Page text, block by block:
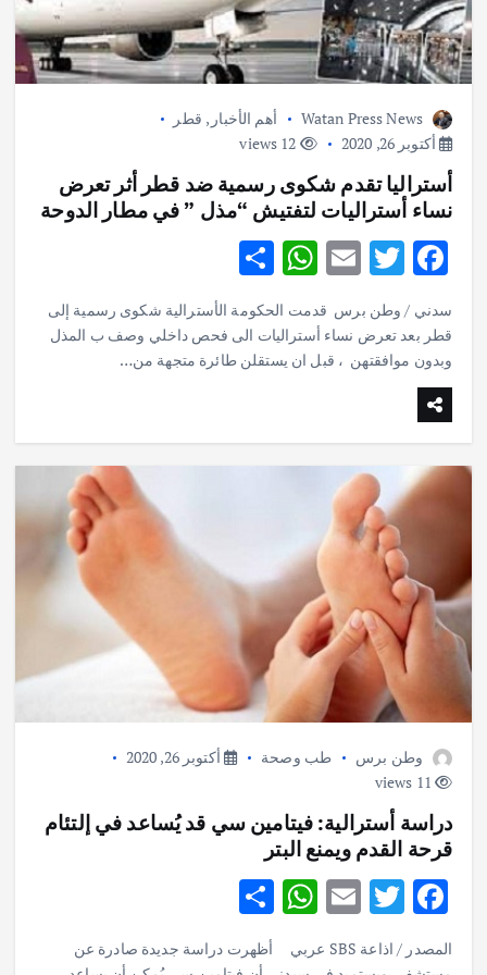
Watan Press News أهم الأخبار , قطر
أكتوبر 26, 2020
أستراليا تقدم شكوى رسمية ضد قطر أثر تعرض
نساء أستراليات لتفتيش “مذل ” في مطار الدوحة
F
ac
e
b
o
k
T
it
te
E
ai
l
W
h
at
s
p
p
S
h
ar
e
سدني / وطن برس قدمت الحكومة الأسترالية شكوى رسمية إلى
قطر بعد تعرض نساء أستراليات الى فحص داخلي وصف ب المذل
وبدون موافقتهن ، قبل ان يستقلن طائرة متجهة من…
وطن برس طب وصحة
أكتوبر 26, 2020
11 views
دراسة أسترالية: فيتامين سي قد يُساعد في إلتئام
قرحة القدم ويمنع البتر
F
ac
T
w
E
W
h
S
المصدر / اذاعة SBS عربي أظهرت دراسة جديدة صادرة عن